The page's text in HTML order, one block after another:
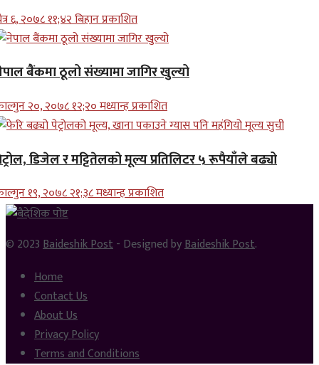
६, २०७८ ११;४२ बिहान प्रकाशित
बैंकमा ठूलो संख्यामा जागिर खुल्यो
२०, २०७८ १२;२० मध्यान्ह प्रकाशित
डिजेल र मट्टितेलको मूल्य प्रतिलिटर ५ रूपैयाँले बढ्यो
१९, २०७८ २१;३८ मध्यान्ह प्रकाशित
© 2023Baideshik Post- Designed byBaideshik Post.
Home
Contact Us
About Us
Privacy Policy
Terms and Conditions